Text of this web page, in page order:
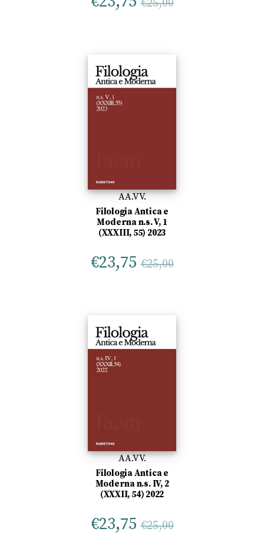
€25,00
AA.VV.
Filologia Antica e
Moderna n.s. V, 1
(XXXIII, 55) 2023
€23,75 €25,00
AA.VV.
Filologia Antica e
Moderna n.s. IV, 2
(XXXII, 54) 2022
€23,75 €25,00